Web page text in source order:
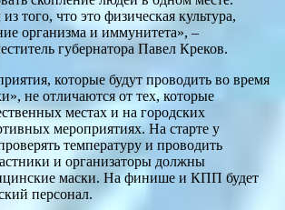
того, что это физическая культура,
организма и иммунитета», –
губернатора Павел Креков.
которые будут проводить во время
не отличаются от тех, которые
местах и на городских
мероприятиях. На старте у
температуру и проводить
и организаторы должны
маски. На финише и КПП будет
персонал.